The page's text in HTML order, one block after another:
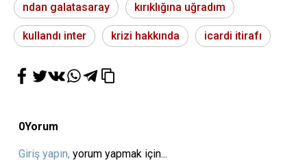
ndan galatasaray kırıklığına uğradım
kullandı inter krizi hakkında icardi itirafı
0Yorum
Giriş yapın, yorum yapmak için...